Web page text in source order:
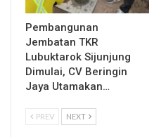
Pembangunan
Jembatan TKR
Lubuktarok Sijunjung
Dimulai, CV Beringin
Jaya Utamakan…
PREV NEXT